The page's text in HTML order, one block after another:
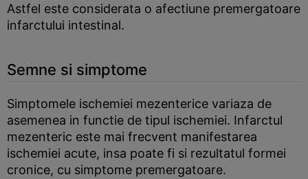
Astfel este considerata o afectiune premergatoare
infarctului intestinal.
Semne si simptome
Simptomele ischemiei mezenterice variaza de
asemenea in functie de tipul ischemiei. Infarctul
mezenteric este mai frecvent manifestarea
ischemiei acute, insa poate fi si rezultatul formei
cronice, cu simptome premergatoare.